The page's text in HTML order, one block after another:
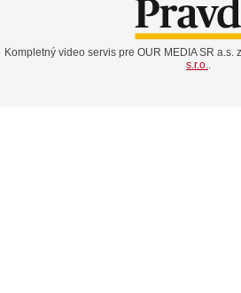
Kompletný video servis pre OUR MEDIA SR a.s.
s.r.o.